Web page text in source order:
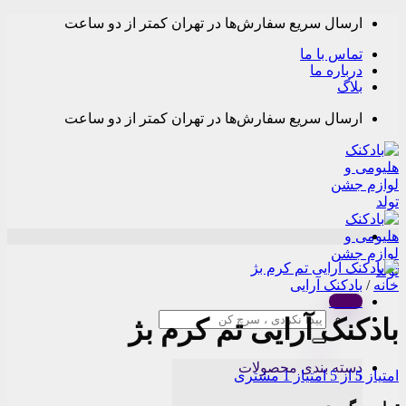
Skip
content
ارسال سریع سفارش‌ها در تهران کمتر از دو ساعت
تماس با ما
درباره ما
بلاگ
ارسال سریع سفارش‌ها در تهران کمتر از دو ساعت
Menu
جستجو
برای:
دسته بندی محصولات
خانه / بادکنک آرایی
بادکنک آرایی تم کرم بژ
امتیاز 5از 5 امتیاز 1مشتری